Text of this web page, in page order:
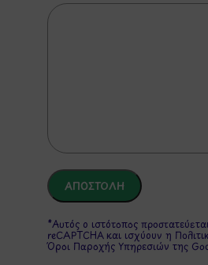
*Αυτός ο ιστότοπος
reCAPTCHA και ισχύουν η
Όροι Παροχής Υπηρεσιώντης